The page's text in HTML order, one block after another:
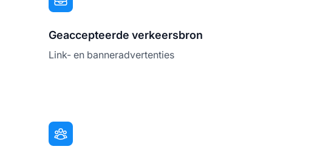
Geaccepteerde verkeersbron
Link- en banneradvertenties